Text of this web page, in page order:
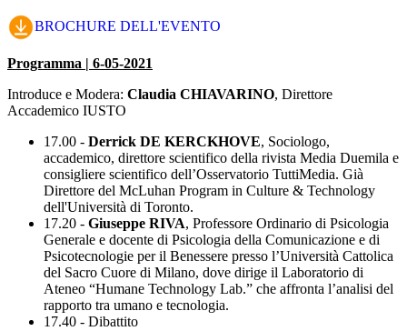
BROCHURE DELL'EVENTO
Programma | 6-05-2021
Introduce e Modera: Claudia CHIAVARINO, Direttore
Accademico IUSTO
17.00 - Derrick DE KERCKHOVE, Sociologo,
accademico, direttore scientifico della rivista Media Duemila e
consigliere scientifico dell’Osservatorio TuttiMedia. Già
Direttore del McLuhan Program in Culture & Technology
dell'Università di Toronto.
17.20 - Giuseppe RIVA, Professore Ordinario di Psicologia
Generale e docente di Psicologia della Comunicazione e di
Psicotecnologie per il Benessere presso l’Università Cattolica
del Sacro Cuore di Milano, dove dirige il Laboratorio di
Ateneo “Humane Technology Lab.” che affronta l’analisi del
rapporto tra umano e tecnologia.
17.40 - Dibattito